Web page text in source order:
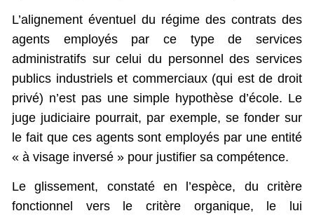
L’alignement éventuel du régime des contrats des
agents employés par ce type de services
administratifs sur celui du personnel des services
publics industriels et commerciaux (qui est de droit
privé) n’est pas une simple hypothèse d’école. Le
juge judiciaire pourrait, par exemple, se fonder sur
le fait que ces agents sont employés par une entité
« à visage inversé » pour justifier sa compétence.
Le glissement, constaté en l’espèce, du critère
fonctionnel vers le critère organique, le lui